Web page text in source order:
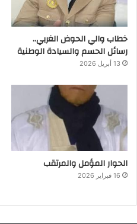
خطاب والي الحوض الغربي..
رسائل الحسم والسيادة الوطنية
13 أبريل 2026
الحوار المؤمل والمرتقب
16 فبراير 2026